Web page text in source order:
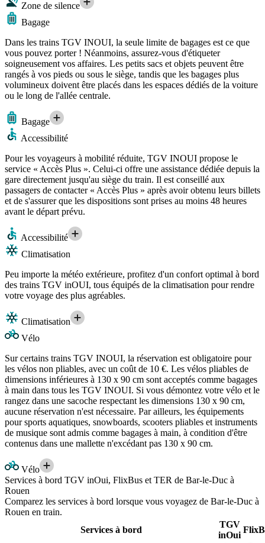
Zone de silence
Bagage
Dans les trains TGV INOUI, la seule limite de bagages est ce que
vous pouvez porter ! Néanmoins, assurez-vous d'étiqueter
soigneusement vos affaires. Les petits sacs et objets peuvent être
rangés à vos pieds ou sous le siège, tandis que les bagages plus
volumineux doivent être placés dans les espaces dédiés de la voiture
ou le long de l'allée centrale.
Bagage
Accessibilité
Pour les voyageurs à mobilité réduite, TGV INOUI propose le
service « Accès Plus ». Celui-ci offre une assistance dédiée depuis la
gare directement jusqu'au siège du train. Il est conseillé aux
passagers de contacter « Accès Plus » après avoir obtenu leurs billets
et de s'assurer que les dispositions sont prises au moins 48 heures
avant le départ prévu.
Accessibilité
Climatisation
Peu importe la météo extérieure, profitez d'un confort optimal à bord
des trains TGV inOUI, tous équipés de la climatisation pour rendre
votre voyage des plus agréables.
Climatisation
Vélo
Sur certains trains TGV INOUI, la réservation est obligatoire pour
les vélos non pliables, avec un coût de 10 €. Les vélos pliables de
dimensions inférieures à 130 x 90 cm sont acceptés comme bagages
à main dans tous les TGV INOUI. Si vous démontez votre vélo et le
rangez dans une sacoche respectant les dimensions 130 x 90 cm,
aucune réservation n'est nécessaire. Par ailleurs, les équipements
pour sports aquatiques, snowboards, scooters pliables et instruments
de musique sont admis comme bagages à main, à condition d'être
contenus dans une mallette n'excédant pas 130 x 90 cm.
Vélo
Services à bord TGV inOui, FlixBus et TER de Bar-le-Duc à
Rouen
Comparez les services à bord lorsque vous voyagez de Bar-le-Duc à
Rouen en train.
Services à bord
TGV
inOui